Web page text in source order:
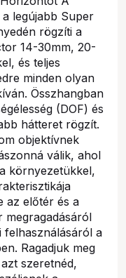
a legújabb Super
rögzíti a
14-30mm, 20-
és teljes
minden olyan
Összhangban
(DOF) és
hátteret rögzít.
objektívnek
válik, ahol
környezetükkel,
az előtér és a
megragadásáról
felhasználásáról a
Ragadjuk meg
szeretnéd,